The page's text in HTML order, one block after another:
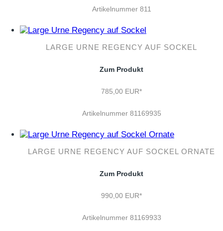
Artikelnummer 811
LARGE URNE REGENCY AUF SOCKEL
Zum Produkt
785,00 EUR*
Artikelnummer 81169935
LARGE URNE REGENCY AUF SOCKEL ORNATE
Zum Produkt
990,00 EUR*
Artikelnummer 81169933